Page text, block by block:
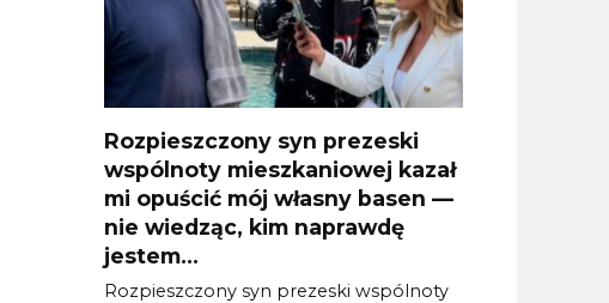
Rozpieszczony syn prezeski
wspólnoty mieszkaniowej kazał
mi opuścić mój własny basen —
nie wiedząc, kim naprawdę
jestem…
Rozpieszczony syn prezeski wspólnoty